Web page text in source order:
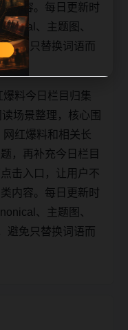
内容。每日更新时
、主题图、
避免只替换词语而
料今日栏目归集
场景整理，核心围
红爆料和相关长
，再补充今日栏目
击入口，让用户不
内容。每日更新时
、主题图、
避免只替换词语而